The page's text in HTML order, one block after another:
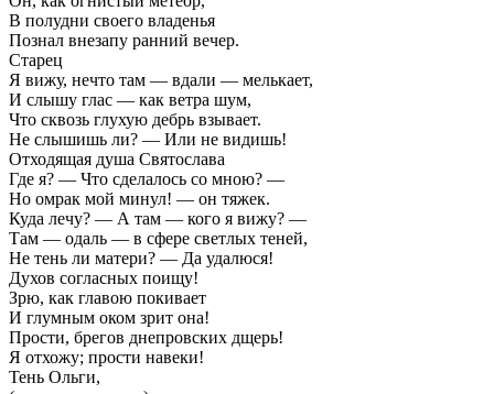
В полудни своего владенья
Познал внезапу ранний вечер.
Старец
Я вижу, нечто там — вдали — мелькает,
И слышу глас — как ветра шум,
Что сквозь глухую дебрь взывает.
Не слышишь ли? — Или не видишь!
Отходящая душа Святослава
Где я? — Что сделалось со мною? —
Но омрак мой минул! — он тяжек.
Куда лечу? — А там — кого я вижу? —
Там — одаль — в сфере светлых теней,
Не тень ли матери? — Да удалюся!
Духов согласных поищу!
Зрю, как главою покивает
И глумным оком зрит она!
Прости, брегов днепровских дщерь!
Я отхожу; прости навеки!
Тень Ольги,